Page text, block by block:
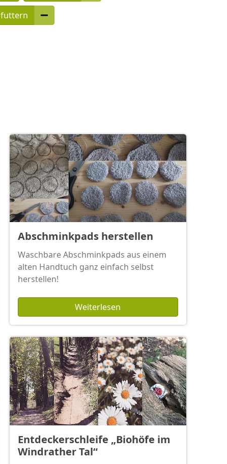
futtern
Abschminkpads herstellen
Waschbare Abschminkpads aus einem
alten Handtuch ganz einfach selbst
herstellen!
Weiterlesen
Entdeckerschleife „Biohöfe im
Windrather Tal“